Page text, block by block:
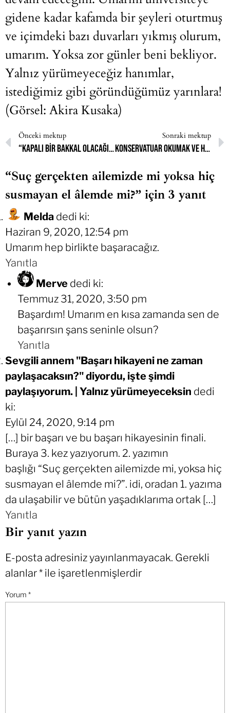
gidene kadar kafamda bir şeyleri oturtmuş
ve içimdeki bazı duvarları yıkmış olurum,
umarım. Yoksa zor günler beni bekliyor.
Yalnız yürümeyeceğiz hanımlar,
istediğimiz gibi göründüğümüz yarınlara!
(Görsel: Akira Kusaka)
Önceki mektup
“Kapalı bir bakkal olacağım” derdim hep.
Sonraki mektup
Konservatuar okumak ve hayallerimin peşinden gitmek istiyorum.
“Suç gerçekten ailemizde mi yoksa hiç
susmayan el âlemde mi?” için 3 yanıt
Melda dedi ki:
Haziran 9, 2020, 12:54 pm
Umarım hep birlikte başaracağız.
Yanıtla
Merve dedi ki:
Temmuz 31, 2020, 3:50 pm
Başardım! Umarım en kısa zamanda sen de
başarırsın şans seninle olsun?
Yanıtla
Sevgili annem "Başarı hikayeni ne zaman
paylaşacaksın?" diyordu, işte şimdi
paylaşıyorum. | Yalnız yürümeyeceksin dedi
ki:
Eylül 24, 2020, 9:14 pm
[…] bir başarı ve bu başarı hikayesinin finali.
Buraya 3. kez yazıyorum. 2. yazımın
başlığı “Suç gerçekten ailemizde mi, yoksa hiç
susmayan el âlemde mi?”. idi, oradan 1. yazıma
da ulaşabilir ve bütün yaşadıklarıma ortak […]
Yanıtla
Bir yanıt yazın
E-posta adresiniz yayınlanmayacak. Gerekli
alanlar* ile işaretlenmişlerdir
Yorum *